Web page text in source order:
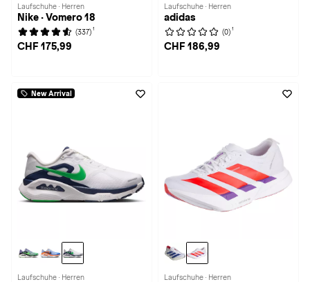
Laufschuhe · Herren
Nike · Vomero 18
(337) 1
CHF 175,99
Laufschuhe · Herren
adidas
(0) 1
CHF 186,99
New Arrival
Laufschuhe · Herren Laufschuhe · Herren